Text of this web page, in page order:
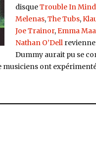
disqueTrouble In Mind
Melenas,The Tubs,
Joe Trainor,Emma
Nathan O’Dell
Dummy aurait pu se
ont
(Trouble In Mind) »